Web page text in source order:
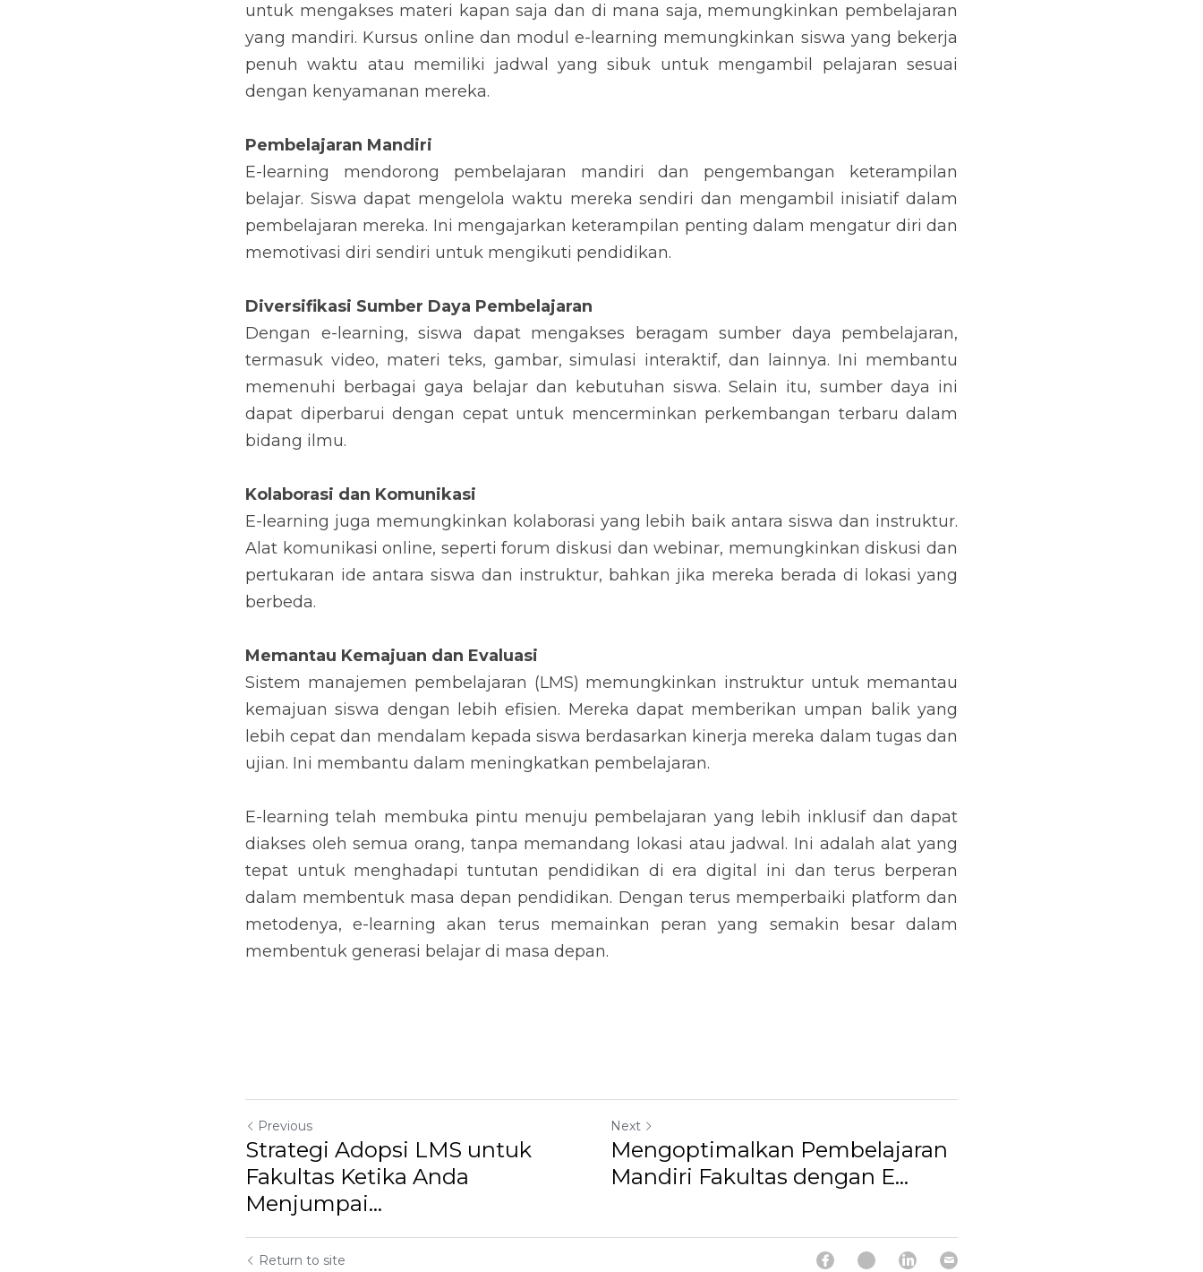
untuk mengakses materi kapan saja dan di mana saja, memungkinkan pembelajaran
yang mandiri. Kursus online dan modul e-learning memungkinkan siswa yang bekerja
penuh waktu atau memiliki jadwal yang sibuk untuk mengambil pelajaran sesuai
dengan kenyamanan mereka.
Pembelajaran Mandiri
E-learning mendorong pembelajaran mandiri dan pengembangan keterampilan
belajar. Siswa dapat mengelola waktu mereka sendiri dan mengambil inisiatif dalam
pembelajaran mereka. Ini mengajarkan keterampilan penting dalam mengatur diri dan
memotivasi diri sendiri untuk mengikuti pendidikan.
Diversifikasi Sumber Daya Pembelajaran
Dengan e-learning, siswa dapat mengakses beragam sumber daya pembelajaran,
termasuk video, materi teks, gambar, simulasi interaktif, dan lainnya. Ini membantu
memenuhi berbagai gaya belajar dan kebutuhan siswa. Selain itu, sumber daya ini
dapat diperbarui dengan cepat untuk mencerminkan perkembangan terbaru dalam
bidang ilmu.
Kolaborasi dan Komunikasi
E-learning juga memungkinkan kolaborasi yang lebih baik antara siswa dan instruktur.
Alat komunikasi online, seperti forum diskusi dan webinar, memungkinkan diskusi dan
pertukaran ide antara siswa dan instruktur, bahkan jika mereka berada di lokasi yang
berbeda.
Memantau Kemajuan dan Evaluasi
Sistem manajemen pembelajaran (LMS) memungkinkan instruktur untuk memantau
kemajuan siswa dengan lebih efisien. Mereka dapat memberikan umpan balik yang
lebih cepat dan mendalam kepada siswa berdasarkan kinerja mereka dalam tugas dan
ujian. Ini membantu dalam meningkatkan pembelajaran.
E-learning telah membuka pintu menuju pembelajaran yang lebih inklusif dan dapat
diakses oleh semua orang, tanpa memandang lokasi atau jadwal. Ini adalah alat yang
tepat untuk menghadapi tuntutan pendidikan di era digital ini dan terus berperan
dalam membentuk masa depan pendidikan. Dengan terus memperbaiki platform dan
metodenya, e-learning akan terus memainkan peran yang semakin besar dalam
membentuk generasi belajar di masa depan.
Previous
Strategi Adopsi LMS untuk
Fakultas Ketika Anda
Menjumpai...
Next
Mengoptimalkan Pembelajaran
Mandiri Fakultas dengan E...
Return to site